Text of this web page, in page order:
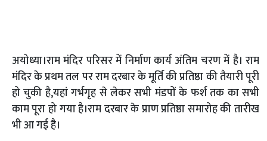
अयोध्या।राम मंदिर परिसर में निर्माण कार्य अंतिम चरण में है। राम
मंदिर के प्रथम तल पर राम दरबार के मूर्ति की प्रतिष्ठा की तैयारी पूरी
हो चुकी है,यहां गर्भगृह से लेकर सभी मंडपों के फर्श तक का सभी
काम पूरा हो गया है।राम दरबार के प्राण प्रतिष्ठा समारोह की तारीख
भी आ गई है।